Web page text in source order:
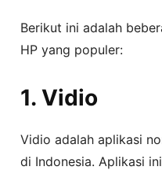
Berikut ini adalah
HP yang populer:
1. Vidio
Vidio adalah aplikasi
di Indonesia. Aplikasi